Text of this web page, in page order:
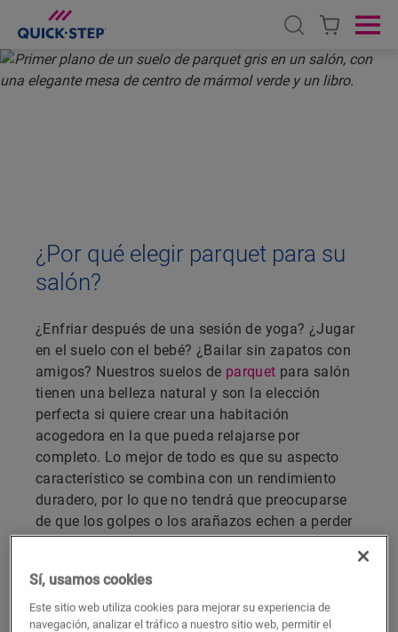
Open search
SALÓN
¿Por qué elegir parquet para su
salón?
¿Enfriar después de una sesión de yoga? ¿Jugar
en el suelo con el bebé? ¿Bailar sin zapatos con
amigos? Nuestros suelos de parquet para salón
tienen una belleza natural y son la elección
perfecta si quiere crear una habitación
acogedora en la que pueda relajarse por
completo. Lo mejor de todo es que su aspecto
característico se combina con un rendimiento
duradero, por lo que no tendrá que preocuparse
de que los golpes o los arañazos echen a perder
su buen estado.
PARQUET PARA SALÓN
Sí, usamos cookies
Este sitio web utiliza cookies para mejorar su experiencia de
navegación, analizar el tráfico a nuestro sitio web, permitir el